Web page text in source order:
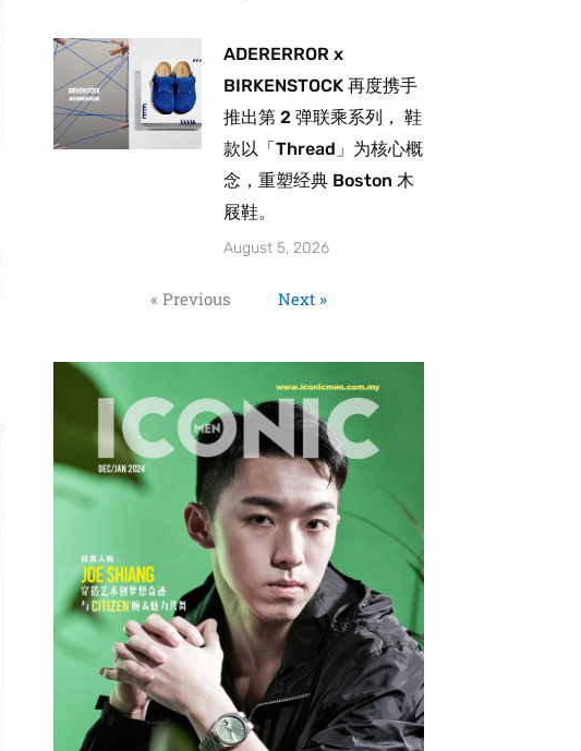
ADERERROR x
BIRKENSTOCK 再度携手
推出第 2 弹联乘系列， 鞋
款以「Thread」为核心概
念，重塑经典 Boston 木
屐鞋。
August 5, 2026
« Previous Next »